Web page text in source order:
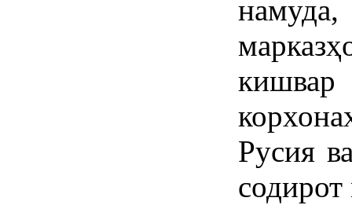
кишвар
Русия
содирот